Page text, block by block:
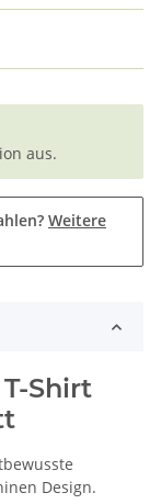
aus.
Weitere
Shirt
Design.